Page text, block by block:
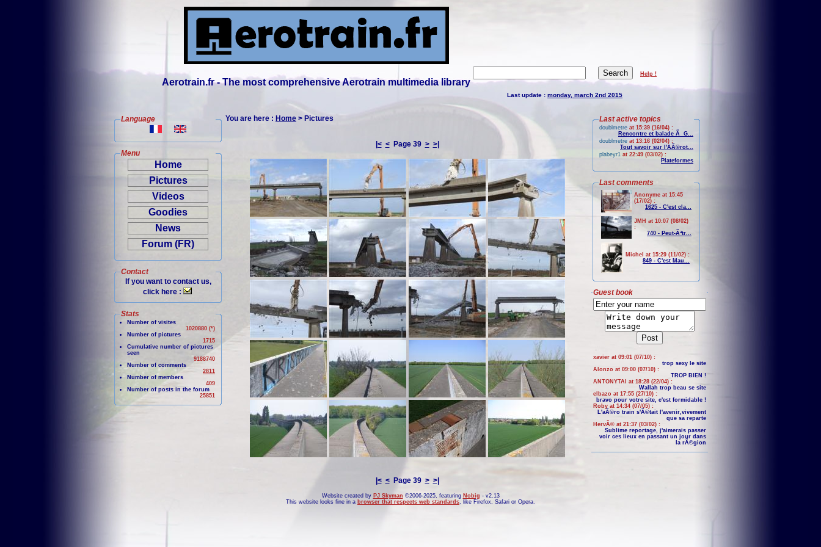
Aerotrain.fr - The most comprehensive Aerotrain multimedia library
Help !
Last update : monday, march 2nd 2015
Language
Menu
Home
Pictures
Videos
Goodies
News
Forum (FR)
Contact
If you want to contact us,
click here :
Stats
Number of visites
1020880 (*)
Number of pictures
1715
Cumulative number of pictures
seen
9188740
Number of comments
2811
Number of members
409
Number of posts in the forum
25851
You are here : Home > Pictures
|< <Page 39 > >|
|< <Page 39 > >|
Last active topics
doublmetre at 15:39 (16/04) :
Rencontre et balade Ã G...
doublmetre at 13:16 (02/04) :
Tout savoir sur l'AÃ©rot...
plabeyr1 at 22:49 (03/02) :
Plateformes
Last comments
Anonyme at 15:45
(17/02) :
1625 - C'est cla...
JMH at 10:07 (08/02)
:
740 - Peut-Ãªtr...
Michel at 15:29 (11/02) :
849 - C'est Mau...
Guest book
xavier at 09:01 (07/10) :
trop sexy le site
Alonzo at 09:00 (07/10) :
TROP BIEN !
ANTONYTAI at 18:28 (22/04) :
Wallah trop beau se site
elbazo at 17:55 (27/10) :
bravo pour votre site, c'est formidable !
Roby at 14:34 (07/05) :
L'aÃ©ro train s'Ã©tait l'avenir,vivement
que sa reparte
HervÃ© at 21:37 (03/02) :
Sublime reportage, j'aimerais passer
voir ces lieux en passant un jour dans
la rÃ©gion
Website created by PJ Skyman ©2006-2025, featuring Nobig - v2.13
This website looks fine in a browser that respects web standards, like Firefox, Safari or Opera.